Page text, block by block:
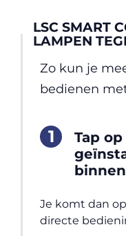
LSC SMART
LAMPEN
Zo kun je
bedienen
Tap
Je komt dan
directe